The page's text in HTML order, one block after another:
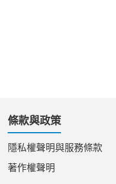
條款與政策
隱私權聲明與服務條款
著作權聲明